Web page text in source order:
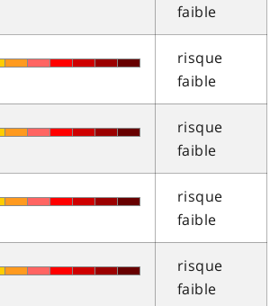
faible
risque
faible
risque
faible
risque
faible
risque
faible